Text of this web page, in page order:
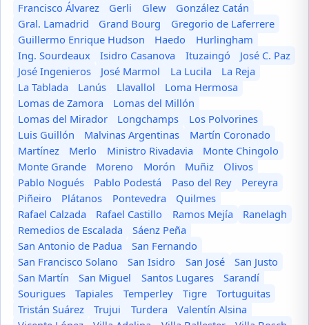
Francisco Álvarez
Gerli Glew
González Catán
Gral. Lamadrid
Grand Bourg
Gregorio de Laferrere
Guillermo Enrique Hudson
Haedo
Hurlingham
Ing. Sourdeaux
Isidro Casanova Ituzaingó
José C. Paz
José Ingenieros
José Marmol La Lucila
La Reja
La Tablada
Lanús Llavallol
Loma Hermosa
Lomas de Zamora
Lomas del Millón
Lomas del Mirador
Longchamps
Los Polvorines
Luis Guillón
Malvinas Argentinas
Martín Coronado
Martínez
Merlo Ministro Rivadavia
Monte Chingolo
Monte Grande
Moreno Morón Muñiz
Olivos
Pablo Nogués
Pablo Podestá Paso del Rey
Pereyra
Piñeiro
Plátanos Pontevedra
Quilmes
Rafael Calzada
Rafael Castillo Ramos Mejía
Ranelagh
Remedios de Escalada
Sáenz Peña
San Antonio de Padua
San Fernando
San Francisco Solano
San Isidro San José
San Justo
San Martín
San Miguel Santos Lugares
Sarandí
Sourigues
Tapiales Temperley Tigre
Tortuguitas
Tristán Suárez
Trujui Turdera
Valentín Alsina